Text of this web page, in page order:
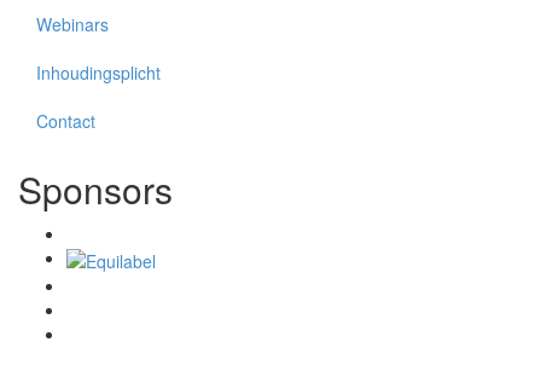
Webinars
Inhoudingsplicht
Contact
Sponsors